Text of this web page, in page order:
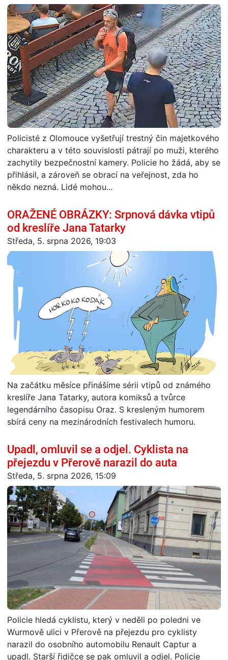
Policisté z Olomouce vyšetřují trestný čin majetkového
charakteru a v této souvislosti pátrají po muži, kterého
zachytily bezpečnostní kamery. Policie ho žádá, aby se
přihlásil, a zároveň se obrací na veřejnost, zda ho
někdo nezná. Lidé mohou...
ORAŽENÉ OBRÁZKY: Srpnová dávka vtipů
od kreslíře Jana Tatarky
Středa, 5. srpna 2026, 19:03
Na začátku měsíce přinášíme sérii vtipů od známého
kreslíře Jana Tatarky, autora komiksů a tvůrce
legendárního časopisu Oraz. S kresleným humorem
sbírá ceny na mezinárodních festivalech humoru.
Upadl, omluvil se a odjel. Cyklista na
přejezdu v Přerově narazil do auta
Středa, 5. srpna 2026, 15:09
Policie hledá cyklistu, který v neděli po poledni ve
Wurmově ulici v Přerově na přejezdu pro cyklisty
narazil do osobního automobilu Renault Captur a
upadl. Starší řidičce se pak omluvil a odjel. Policie